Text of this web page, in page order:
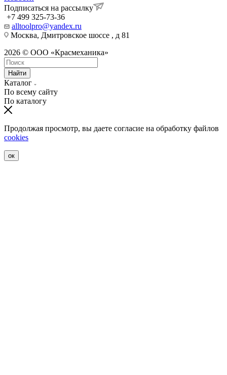
Подписаться на рассылку
+7 499 325-73-36
alltoolpro@yandex.ru
Москва, Дмитровское шоссе , д 81
2026 © ООО «Красмеханика»
Найти
Каталог
По всему сайту
По каталогу
Продолжая просмотр, вы даете согласие на обработку файлов
cookies
ок